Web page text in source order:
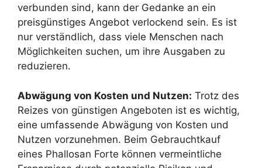
verbunden sind, kann der Gedanke an ein
preisgünstiges Angebot verlockend sein. Es ist
nur verständlich, dass viele Menschen nach
Möglichkeiten suchen, um ihre Ausgaben zu
reduzieren.
Abwägung von Kosten und Nutzen: Trotz des
Reizes von günstigen Angeboten ist es wichtig,
eine umfassende Abwägung von Kosten und
Nutzen vorzunehmen. Beim Gebrauchtkauf
eines Phallosan Forte können vermeintliche